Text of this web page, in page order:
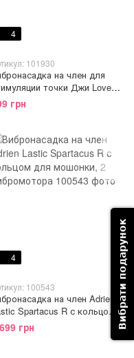
4
101930
на член для
точки Джи Love
Love G-LOVER
грн
4
100543
на член Adrien
Spartacus R с кольцом
мошонки, 2 вибромотора
грн Вибрати подарунок